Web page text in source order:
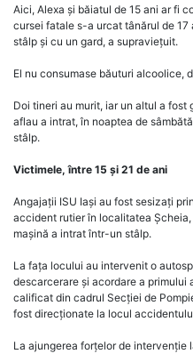
Aici, Alexa și băiatul de 15 ani ar fi
cursei fatale s-a urcat tânărul de 17
stâlp și cu un gard, a supraviețuit.
El nu consumase băuturi alcoolice,
Doi tineri au murit, iar un altul a
aflau a intrat, în noaptea de
stâlp.
Victimele, între 15 și 21 de ani
Angajații ISU Iași au fost sesizați
accident rutier în localitatea
mașină a intrat într-un stâlp.
La fața locului au intervenit o
descarcerare și acordare a
calificat din cadrul Secției de
fost direcționate la locul
La ajungerea forțelor de intervenție